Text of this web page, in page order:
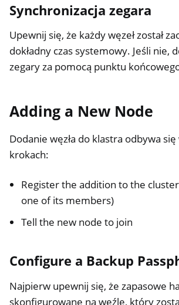
Synchronizacja zegara
Upewnij się, że każdy węzeł został
dokładny czas systemowy. Jeśli nie,
zegary za pomocą punktu
Adding a New Node
Dodanie węzła do klastra odbywa
krokach:
Register the addition to the
one of its members)
Tell the new node to join
Configure a Backup
Najpierw upewnij się, że zapasowe
skonfigurowane na węźle, który